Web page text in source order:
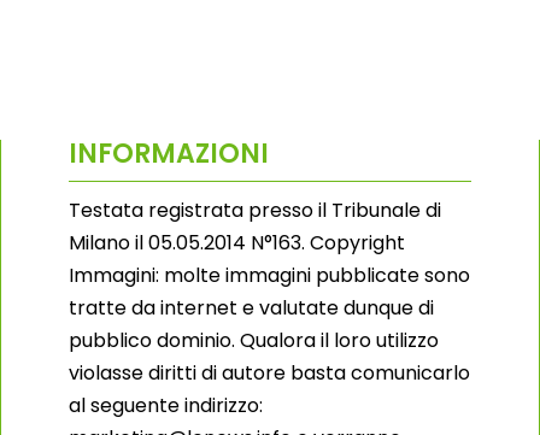
INFORMAZIONI
Testata registrata presso il Tribunale di
Milano il 05.05.2014 N°163. Copyright
Immagini: molte immagini pubblicate sono
tratte da internet e valutate dunque di
pubblico dominio. Qualora il loro utilizzo
violasse diritti di autore basta comunicarlo
al seguente indirizzo: